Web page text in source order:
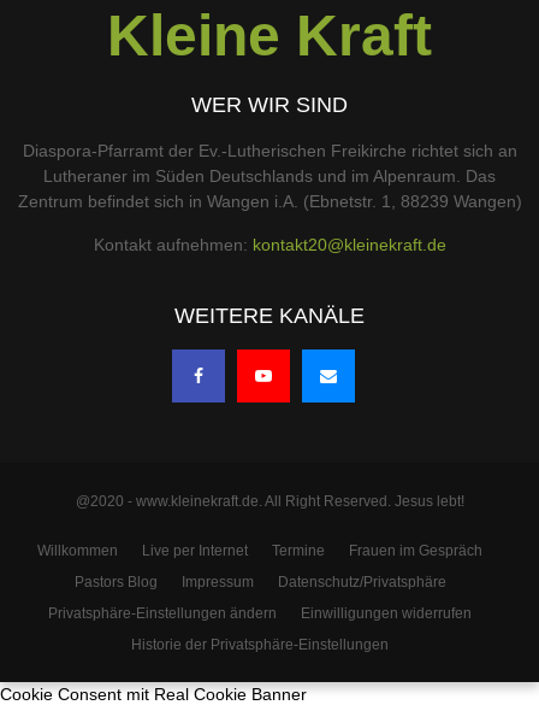
Kleine Kraft
WER WIR SIND
Diaspora-Pfarramt der Ev.-Lutherischen Freikirche richtet sich an
Lutheraner im Süden Deutschlands und im Alpenraum. Das
Zentrum befindet sich in Wangen i.A. (Ebnetstr. 1, 88239 Wangen)
Kontakt aufnehmen: kontakt20@kleinekraft.de
WEITERE KANÄLE
@2020 - www.kleinekraft.de. All Right Reserved. Jesus lebt!
Willkommen Live per Internet Termine
Frauen im Gespräch
Pastors Blog
Impressum
Datenschutz/Privatsphäre
Privatsphäre-Einstellungen ändern
Einwilligungen widerrufen
Historie der Privatsphäre-Einstellungen
Cookie Consent mit Real Cookie Banner